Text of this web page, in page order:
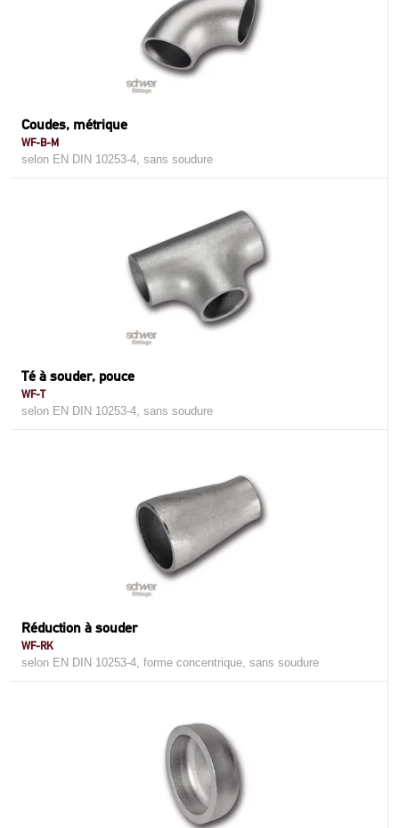
Coudes, métrique
WF-B-M
selon EN DIN 10253-4, sans soudure
Té à souder, pouce
WF-T
selon EN DIN 10253-4, sans soudure
Réduction à souder
WF-RK
selon EN DIN 10253-4, forme concentrique, sans soudure